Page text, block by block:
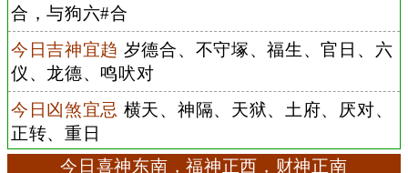
合，与狗六#合
今日吉神宜趋 岁德合、不守塚、福生、官日、六
仪、龙德、鸣吠对
今日凶煞宜忌 横天、神隔、天狱、土府、厌对、
正转、重日
今日喜神东南，福神正西，财神正南